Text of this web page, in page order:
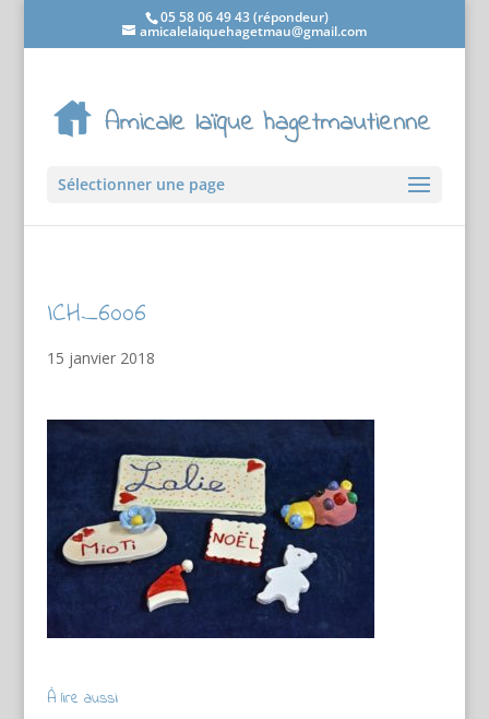
05 58 06 49 43 (répondeur)
amicalelaiquehagetmau@gmail.com
Sélectionner une page
ICH_6006
15 janvier 2018
À lire aussi